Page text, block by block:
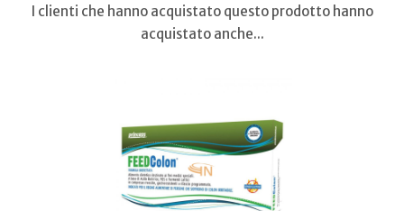
I clienti che hanno acquistato questo prodotto hanno
acquistato anche...